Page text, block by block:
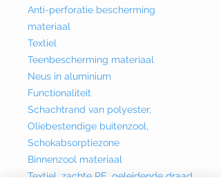
Anti-perforatie bescherming
materiaal
Textiel
Teenbescherming materiaal
Neus in aluminium
Functionaliteit
Schachtrand van polyester,
Oliebestendige buitenzool,
Schokabsorptiezone
Binnenzool materiaal
Textiel, zachte PE, geleidende draad